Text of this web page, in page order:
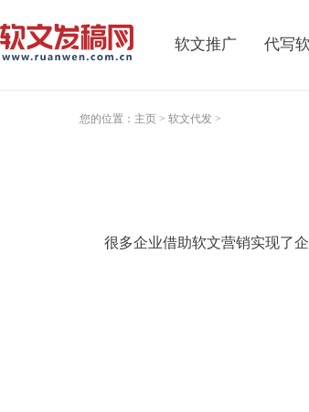
软文推广 代写
您的位置： 主页 > 软文代发 >
很多企业借助软文营销实现了